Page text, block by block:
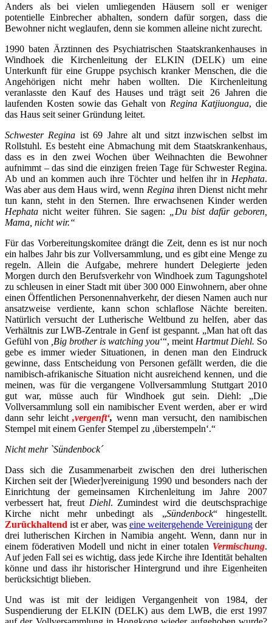
Anders als bei vielen umliegenden Häusern soll er weniger
potentielle Einbrecher abhalten, sondern dafür sorgen, dass die
Bewohner nicht weglaufen, denn sie kommen alleine nicht zurecht.
1990 baten Ärztinnen des Psychiatrischen Staatskrankenhauses in
Windhoek die Kirchenleitung der ELKIN (DELK) um eine
Unterkunft für eine Gruppe psychisch kranker Menschen, die die
Angehörigen nicht mehr haben wollten. Die Kirchenleitung
veranlasste den Kauf des Hauses und trägt seit 26 Jahren die
laufenden Kosten sowie das Gehalt von Regina Katjiuongua, die
das Haus seit seiner Gründung leitet.
Schwester Regina ist 69 Jahre alt und sitzt inzwischen selbst im
Rollstuhl. Es besteht eine Abmachung mit dem Staatskrankenhaus,
dass es in den zwei Wochen über Weihnachten die Bewohner
aufnimmt – das sind die einzigen freien Tage für Schwester Regina.
Ab und an kommen auch ihre Töchter und helfen ihr in Hephata.
Was aber aus dem Haus wird, wenn Reginaihren Dienst nicht mehr
tun kann, steht in den Sternen. Ihre erwachsenen Kinder werden
Hephata nicht weiter führen. Sie sagen:
„Du bist dafür geboren,
Mama, nicht wir.“
Für das Vorbereitungskomitee drängt die Zeit, denn es ist nur noch
ein halbes Jahr bis zur Vollversammlung, und es gibt eine Menge zu
regeln. Allein die Aufgabe, mehrere hundert Delegierte jeden
Morgen durch den Berufsverkehr von Windhoek zum Tagungshotel
zu schleusen in einer Stadt mit über 300 000 Einwohnern, aber ohne
einen Öffentlichen Personennahverkehr, der diesen Namen auch nur
ansatzweise verdiente, kann schon schlaflose Nächte bereiten.
Natürlich versucht der Lutherische Weltbund zu helfen, aber das
Verhältnis zur LWB-Zentrale in Genf ist gespannt. „Man hat oft das
Gefühl von ,Big brother is watching you‘“, meint Hartmut Diehl. So
gebe es immer wieder Situationen, in denen man den Eindruck
gewinne, dass Entscheidung von Personen gefällt werden, die die
namibisch-afrikanische Situation nicht ausreichend kennen, und die
meinen, was für die vergangene Vollversammlung Stuttgart 2010
gut war, müsse auch für Windhoek gut sein. Diehl: „Die
Vollversammlung soll ein namibischer Event werden, aber er wird
dann sehr leicht,vergenft‘, wenn man versucht, den namibischen
Stempel mit einem Genfer Stempel zu ,überstempeln‘.“
Nicht mehr `Sündenbock´
Dass sich die Zusammenarbeit zwischen den drei lutherischen
Kirchen seit der [Wieder]vereinigung 1990 und besonders nach der
Einrichtung der gemeinsamen Kirchenleitung im Jahre 2007
verbessert hat, freut Diehl. Zumindest wird die deutschsprachige
Kirche nicht mehr unbedingt als „Sündenbock“ hingestellt.
Zurückhaltend ist er aber, was eine weitergehende Vereinigungder
drei lutherischen Kirchen in Namibia angeht. Wenn, dann nur in
einem föderativen Modell und nicht in einer totalen Vermischung.
Auf jeden Fall sei es wichtig, dass jede Kirche ihre Identität behalten
könne und dass ihr historischer Hintergrund und ihre Eigenheiten
berücksichtigt blieben.
Und was ist mit der leidigen Vergangenheit von 1984, der
Suspendierung der ELKIN (DELK) aus dem LWB, die erst 1997